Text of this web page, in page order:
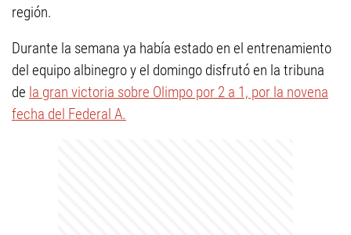
región.
Durante la semana ya había estado en el entrenamiento
del equipo albinegro y el domingo disfrutó en la tribuna
de la gran victoria sobre Olimpo por 2 a 1, por la novena
fecha del Federal A.